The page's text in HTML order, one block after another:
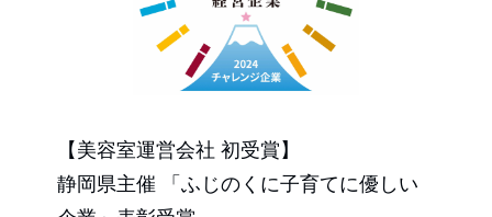
【美容室運営会社 初受賞】
静岡県主催 「ふじのくに子育てに優しい